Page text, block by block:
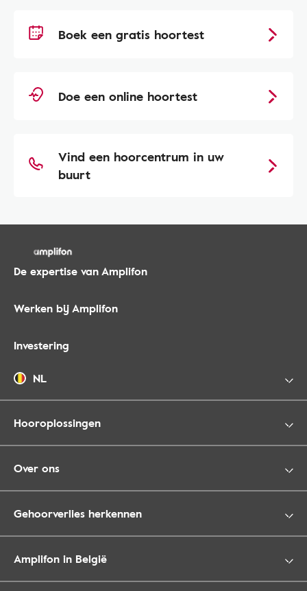
Boek een gratis hoortest
Doe een online hoortest
Vind een hoorcentrum in uw
buurt
De expertise van Amplifon
Werken bij Amplifon
Investering
NL
Hooroplossingen
Over ons
Gehoorverlies herkennen
Amplifon in België